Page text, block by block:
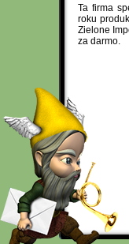
Ta firma
roku
Zielone
za darmo.